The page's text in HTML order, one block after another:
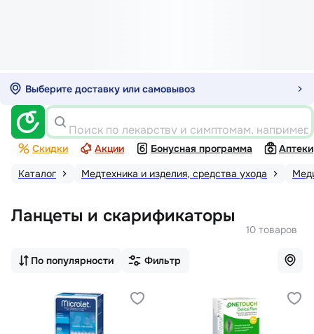
Выберите доставку или самовывоз
Поиск по лекарству и симптомам,
Скидки Акции Бонусная программа
Аптеки
Каталог
Медтехника и изделия, средства ухода
Ланцеты и скарификаторы
10 товаров
По популярности Фильтр